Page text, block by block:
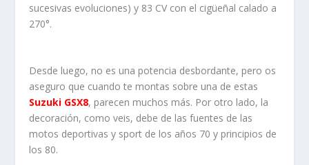
sucesivas evoluciones) y 83 CV con el cigüeñal calado a
270°.
Desde luego, no es una potencia desbordante, pero os
aseguro que cuando te montas sobre una de estas
Suzuki GSX8, parecen muchos más. Por otro lado, la
decoración, como veis, debe de las fuentes de las
motos deportivas y sport de los años 70 y principios de
los 80.